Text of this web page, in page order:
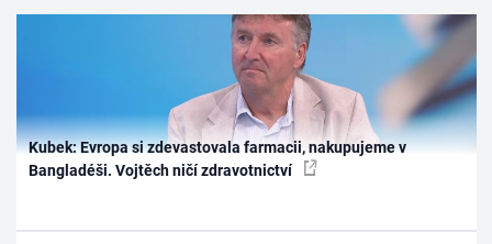
Kubek: Evropa si zdevastovala farmacii, nakupujeme v
Bangladéši. Vojtěch ničí zdravotnictví